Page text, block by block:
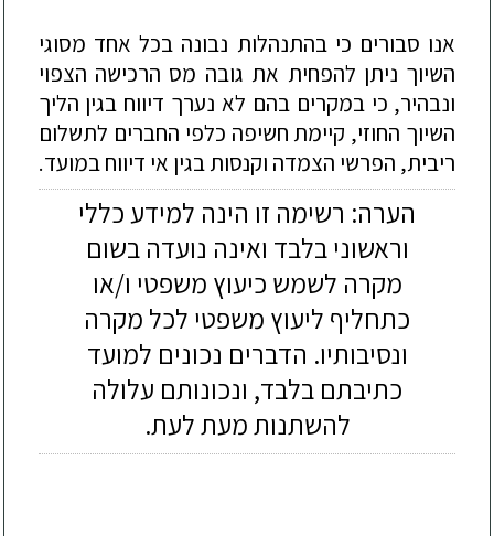
אנו סבורים כיבהתנהלות נבונה בכל אחד מסוגי
השיוך ניתן להפחית את גובה מס הרכישה הצפוי
ונבהיר, כיבמקריםבהם לא נערך דיווח בגין הליך
השיוך החוזי, קיימת חשיפה כלפי החברים לתשלום
ריבית, הפרשי הצמדה וקנסותבגין אי דיווחבמועד.
הערה: רשימה זו הינה למידע כללי
וראשוני בלבד ואינה נועדה בשום
מקרה לשמש כיעוץ משפטי ו/או
כתחליף ליעוץ משפטי לכל מקרה
ונסיבותיו. הדברים נכונים למועד
כתיבתם בלבד, ונכונותם עלולה
להשתנות מעת לעת.